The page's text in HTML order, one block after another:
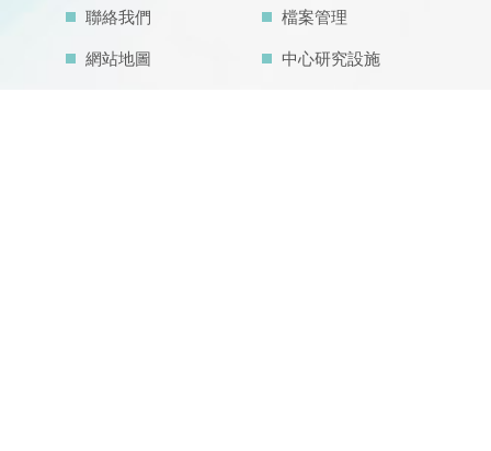
聯絡我們 檔案管理
網站地圖 中心研究設施